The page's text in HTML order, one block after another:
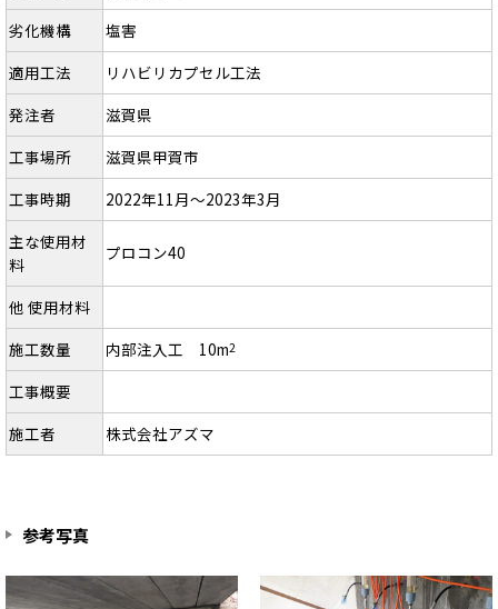
劣化機構
塩害
適用工法
リハビリカプセル工法
発注者
滋賀県
工事場所
滋賀県甲賀市
工事時期
2022年11月～2023年3月
主な使用材
料
プロコン40
他 使用材料
施工数量
内部注入工 10m2
工事概要
施工者
株式会社アズマ
参考写真